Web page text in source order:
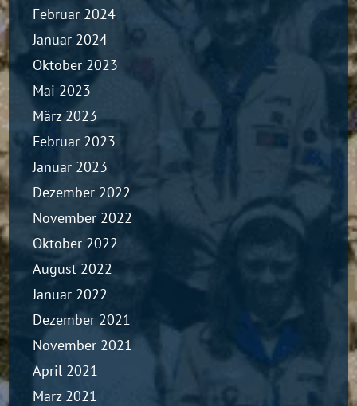
Februar 2024
Januar 2024
Oktober 2023
Mai 2023
März 2023
Februar 2023
Januar 2023
Dezember 2022
November 2022
Oktober 2022
August 2022
Januar 2022
Dezember 2021
November 2021
April 2021
März 2021